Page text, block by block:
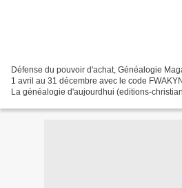
Défense du pouvoir d'achat, Généalogie
1 avril au 31 décembre avec le code
La généalogie d'aujourdhui (editions-